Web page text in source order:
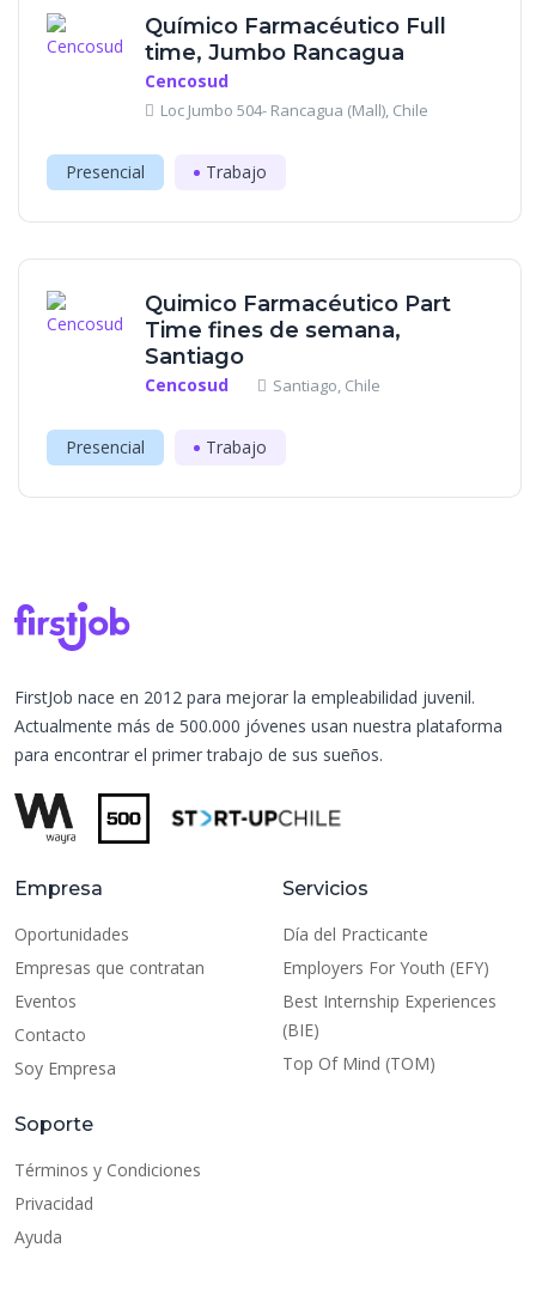
Químico Farmacéutico Full
time, Jumbo Rancagua
Cencosud
Loc Jumbo 504- Rancagua (Mall), Chile
Presencial Trabajo
Quimico Farmacéutico Part
Time fines de semana,
Santiago
Cencosud Santiago, Chile
Presencial Trabajo
FirstJob nace en 2012 para mejorar la empleabilidad juvenil.
Actualmente más de 500.000 jóvenes usan nuestra plataforma
para encontrar el primer trabajo de sus sueños.
Empresa
Oportunidades
Empresas que contratan
Eventos
Contacto
Soy Empresa
Servicios
Día del Practicante
Employers For Youth (EFY)
Best Internship Experiences
(BIE)
Top Of Mind (TOM)
Soporte
Términos y Condiciones
Privacidad
Ayuda